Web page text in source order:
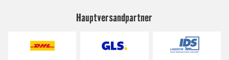
Hauptversandpartner